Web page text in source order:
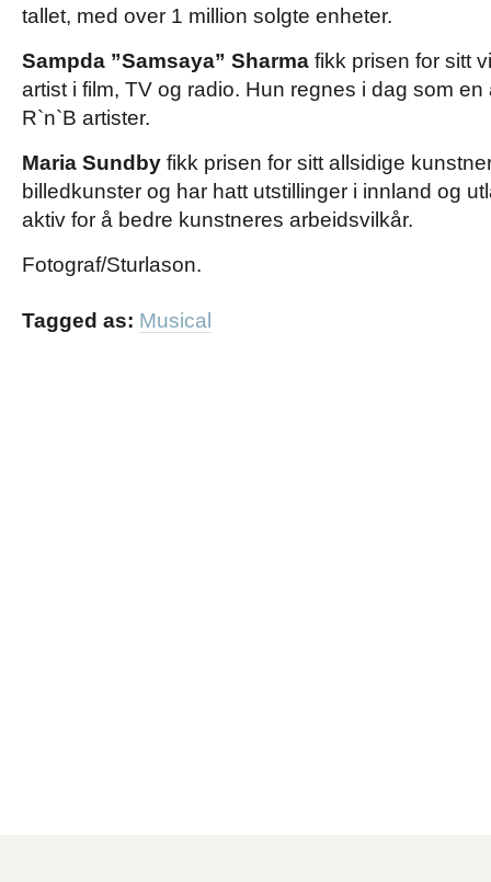
tallet, med over 1 million solgte enheter.
Sampda ”Samsaya” Sharma fikk prisen for sitt
artist i film, TV og radio. Hun regnes i dag som
R`n`B artister.
Maria Sundby fikk prisen for sitt allsidige
billedkunster og har hatt utstillinger i innland og
aktiv for å bedre kunstneres arbeidsvilkår.
Fotograf/Sturlason.
Tagged as: Musical